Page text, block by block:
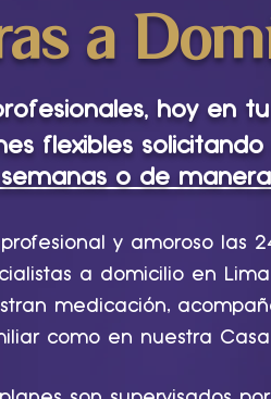
a
hoy en
flexibles solicitando
semanas o de
y amoroso las
a domicilio en
medicación,
como en nuestra